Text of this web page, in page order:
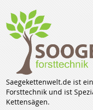
Saegekettenwelt.de ist
Forsttechnik und ist
Kettensägen.